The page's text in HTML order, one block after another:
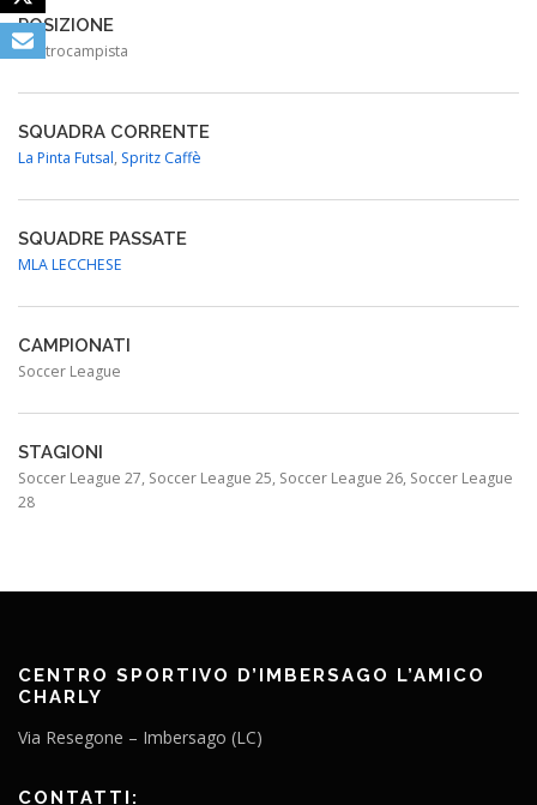
POSIZIONE
Centrocampista
SQUADRA CORRENTE
La Pinta Futsal, Spritz Caffè
SQUADRE PASSATE
MLA LECCHESE
CAMPIONATI
Soccer League
STAGIONI
Soccer League 27, Soccer League 25, Soccer League 26, Soccer League
28
CENTRO SPORTIVO D’IMBERSAGO L’AMICO
CHARLY
Via Resegone – Imbersago (LC)
CONTATTI: